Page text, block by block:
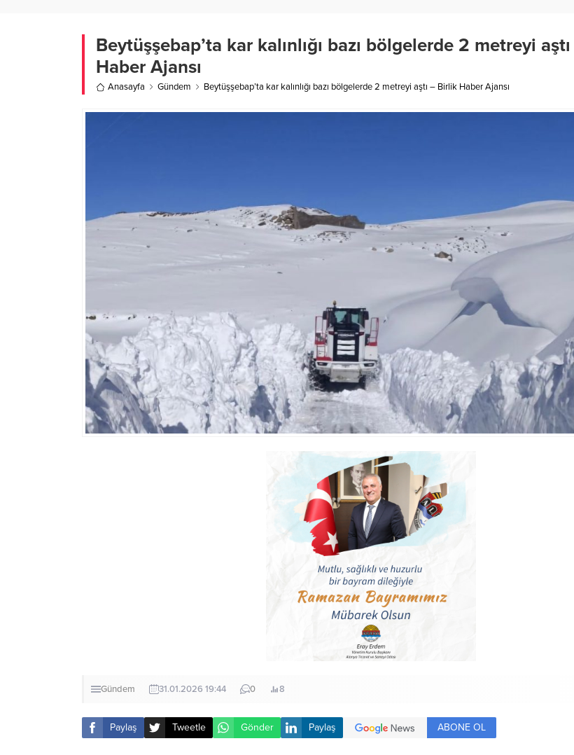
Beytüşşebap’ta kar kalınlığı bazı bölgelerde 2 metreyi
Haber Ajansı
Anasayfa Gündem Beytüşşebap’ta kar kalınlığı bazı bölgelerde 2 metreyi aştı – Birlik Haber Ajansı
Gündem 31.01.2026 19:44 0 8
Paylaş Tweetle Gönder Paylaş ABONE OL